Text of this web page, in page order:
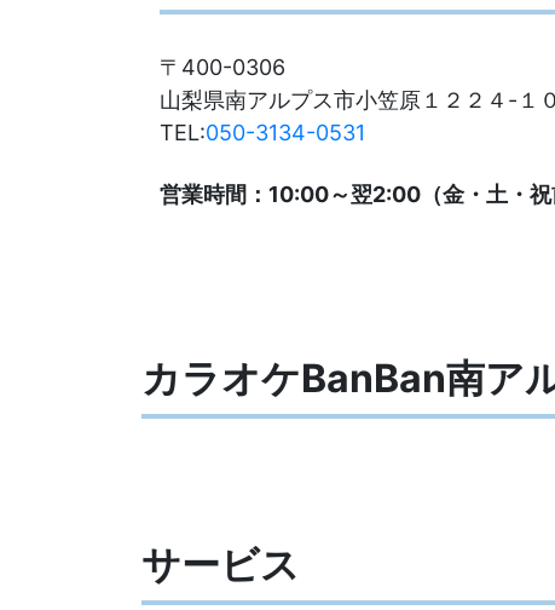
〒400-0306
山梨県南アルプス市小笠原１２２４-１
TEL:050-3134-0531
営業時間：10:00～翌2:00（金・土・祝
カラオケBanBan南ア
サービス